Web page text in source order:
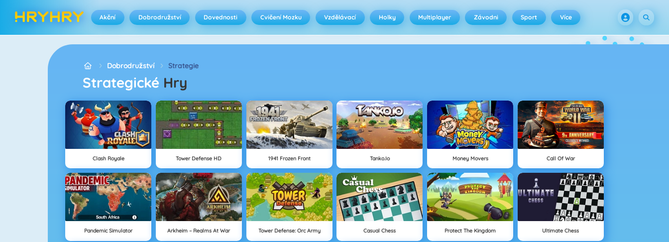
Akční Dobrodružství Dovednosti Cvičení Mozku Vzdělávací Holky Multiplayer Závodni Sport Více
Dobrodružství Strategie
Strategické Hry
Clash Royale Tower Defense HD 1941 Frozen Front Tanko.io Money Movers Call Of War
Pandemic Simulator Arkheim – Realms At War Tower Defense: Orc Army Casual Chess Protect The Kingdom Ultimate Chess